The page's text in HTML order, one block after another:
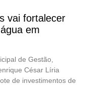
vai fortalecer
em
de Gestão,
César Líria
de investimentos de